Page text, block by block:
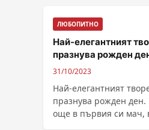
ЛЮБОПИТНО
Най-елегантният
празнува рожден
31/10/2023
Най-елегантният
празнува рожден ден.
още в първия си мач,